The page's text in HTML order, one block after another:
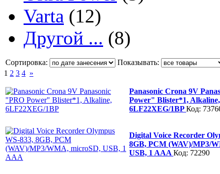
Varta (12)
Другой ... (8)
Сортировка:
Показывать:
1 2 3 4 »
Panasonic Crona 9V
Power" Blister*1, Alkaline,
6LF22XEG/1BPКод:
Digital Voice Recorder
8GB, PCM (WAV)/MP3/
USB, 1 AAA Код: 72290